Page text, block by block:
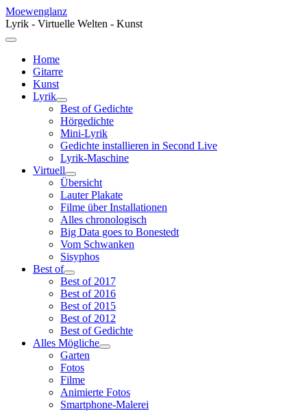
Moewenglanz
Lyrik - Virtuelle Welten - Kunst
Home
Gitarre
Kunst
Lyrik
Best of Gedichte
Hörgedichte
Mini-Lyrik
Gedichte installieren in Second Live
Lyrik-Maschine
Virtuell
Übersicht
Lauter Plakate
Filme über Installationen
Alles chronologisch
Big Data goes to Bonestedt
Vom Schwanken
Sisyphos
Best of
Best of 2017
Best of 2016
Best of 2015
Best of 2012
Best of Gedichte
Alles Mögliche
Garten
Fotos
Filme
Animierte Fotos
Smartphone-Malerei